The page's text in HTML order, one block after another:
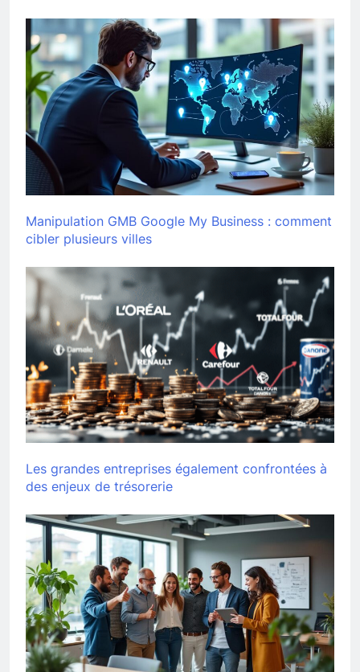
Manipulation GMB Google My Business : comment
cibler plusieurs villes
Les grandes entreprises également confrontées à
des enjeux de trésorerie